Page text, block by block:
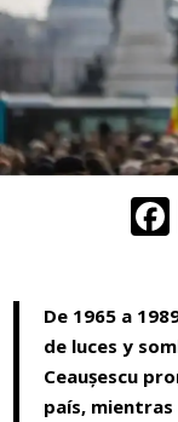
De 1965 a
de luces y
Ceaușescu
país,